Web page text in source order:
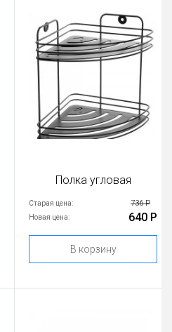
Полка угловая
Старая цена: 736 Р
Новая цена: 640 Р
В корзину